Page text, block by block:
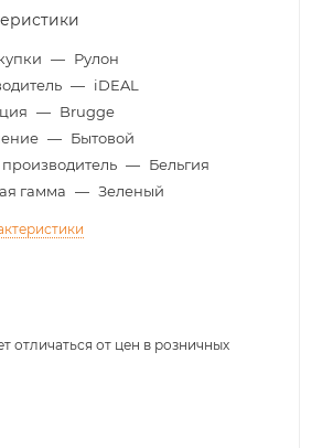
— Рулон
— iDEAL
— Brugge
— Бытовой
— Бельгия
гамма — Зеленый
отличаться от цен в розничных